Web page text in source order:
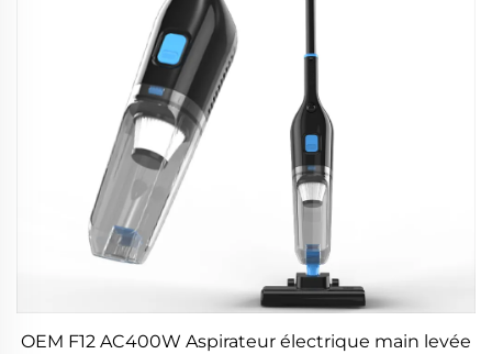
OEM F12 AC400W Aspirateur électrique main levée